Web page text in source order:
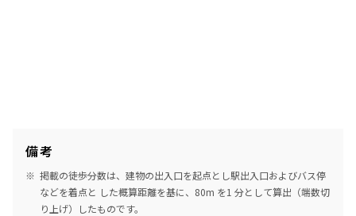
備考
掲載の徒歩分数は、建物の出入口を起点とし駅出入口およびバス停
などを着点と した概算距離を基に、80m を1 分として算出（端数切
り上げ）したものです。